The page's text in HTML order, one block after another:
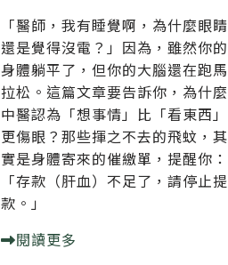
「醫師，我有睡覺啊，為什麼眼睛
還是覺得沒電？」因為，雖然你的
身體躺平了，但你的大腦還在跑馬
拉松。這篇文章要告訴你，為什麼
中醫認為「想事情」比「看東西」
更傷眼？那些揮之不去的飛蚊，其
實是身體寄來的催繳單，提醒你：
「存款（肝血）不足了，請停止提
款。」
閱讀更多